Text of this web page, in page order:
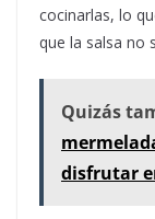
cocinarlas, lo
que la salsa no
Quizás
disfrutar